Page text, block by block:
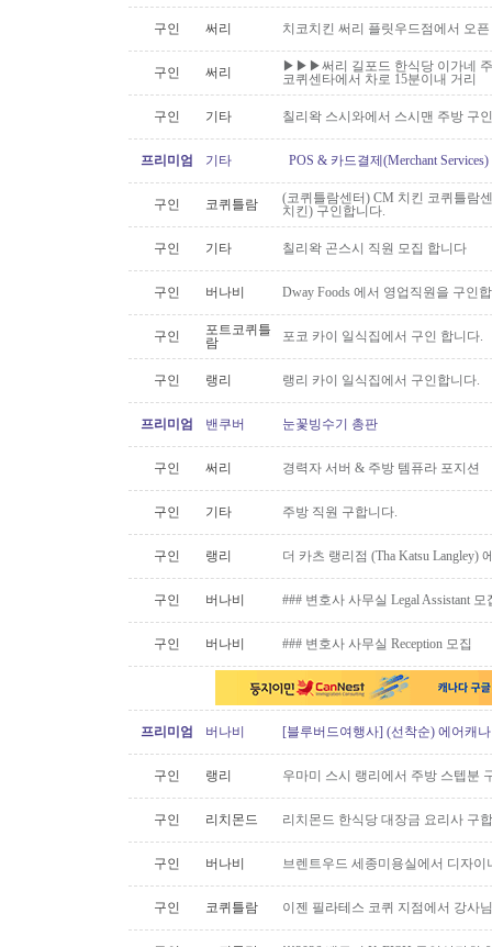
구인 써리 치코치킨 써리 플릿우드점에서 오
구인 써리
▶▶▶써리 길포드 한식당 이가네
코퀴센타에서 차로 15분이내 거리
구인 기타 칠리왁 스시와에서 스시맨 주방 구
프리미엄 기타 POS & 카드결제(Merchant
구인 코퀴틀람
(코퀴틀람센터) CM 치킨 코퀴틀람
치킨) 구인합니다.
구인 기타 칠리왁 곤스시 직원 모집 합니다
구인 버나비 Dway Foods 에서 영업직원을 구인
구인
포트코퀴틀
람
포코 카이 일식집에서 구인 합니다.
구인 랭리 랭리 카이 일식집에서 구인합니다.
프리미엄 밴쿠버 눈꽃빙수기 총판
구인 써리 경력자 서버 & 주방 템퓨라 포지션
구인 기타 주방 직원 구합니다.
구인 랭리 더 카츠 랭리점 (Tha Katsu Langley)
구인 버나비 ### 변호사 사무실 Legal Assistant 모
구인 버나비 ### 변호사 사무실 Reception 모집
프리미엄 버나비 [블루버드여행사] (선착순) 에어캐
구인 랭리 우마미 스시 랭리에서 주방 스텝분
구인 리치몬드 리치몬드 한식당 대장금 요리사 구
구인 버나비 브렌트우드 세종미용실에서 디자이
구인 코퀴틀람 이젠 필라테스 코퀴 지점에서 강사